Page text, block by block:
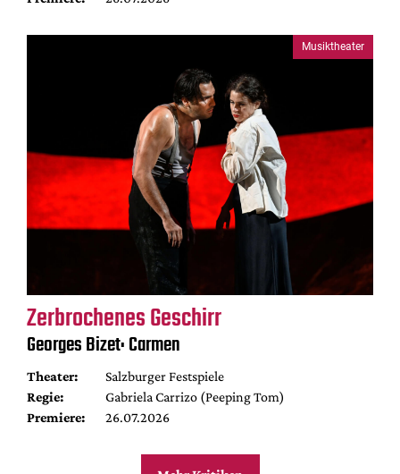
Musiktheater
Zerbrochenes Geschirr
Georges Bizet: Carmen
Theater:
Salzburger Festspiele
Regie:
Gabriela Carrizo (Peeping Tom)
Premiere:
26.07.2026